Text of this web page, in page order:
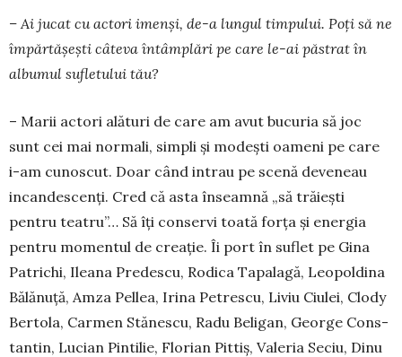
– Ai jucat cu actori imenși, de-a lungul tim­pului. Poți să ne
împărtășești câteva întâmplări pe care le-ai păstrat în
albumul sufletului tău?
– Marii actori alături de care am avut bucuria să joc
sunt cei mai normali, simpli și modești oa­meni pe care
i-am cunoscut. Doar când intrau pe sce­nă deveneau
incandescenți. Cred că asta în­seam­nă „să trăiești
pentru teatru”… Să îți conservi toată forța și energia
pentru momentul de creație. Îi port în suflet pe Gina
Patrichi, Ileana Predescu, Ro­dica Tapalagă, Leopoldina
Bălănuță, Amza Pellea, Irina Petrescu, Liviu Ciulei, Clody
Bertola, Carmen Stănescu, Radu Beligan, George Cons­
tan­tin, Lucian Pintilie, Florian Pittiș, Valeria Se­ciu, Dinu